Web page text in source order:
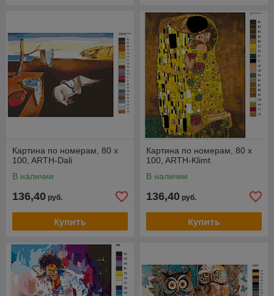
Картина по номерам, 80 x
100, ARTH-Dali
В наличии
136,40 руб.
Купить
Картина по номерам, 80 x
100, ARTH-Klimt
В наличии
136,40 руб.
Купить